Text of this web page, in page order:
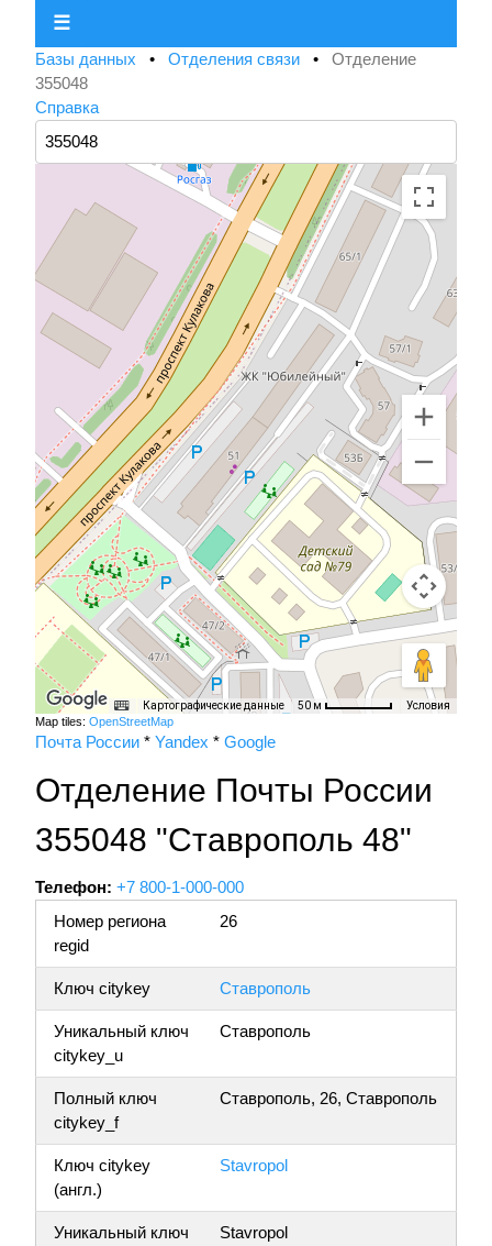
☰
Базы данных • Отделения связи • Отделение
355048
Справка
Картографические данные 50 м Условия
Map tiles: OpenStreetMap
Почта России * Yandex * Google
Отделение Почты России
355048 "Ставрополь 48"
Телефон: +7 800-1-000-000
Номер региона
regid
26
Ключ citykey Ставрополь
Уникальный ключ
citykey_u
Ставрополь
Полный ключ
citykey_f
Ставрополь, 26, Ставрополь
Ключ citykey
(англ.)
Stavropol
Уникальный ключ
Stavropol